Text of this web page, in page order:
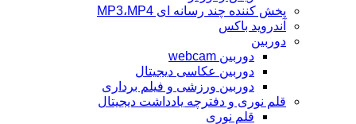
پخش کننده چند رسانه ای MP3،MP4
آندروید باکس
دوربین
دوربین webcam
دوربین عکاسی دیجیتال
دوربین‌ ورزشی و فیلم برداری
قلم نوری و دفترچه یادداشت دیجیتال
قلم نوری